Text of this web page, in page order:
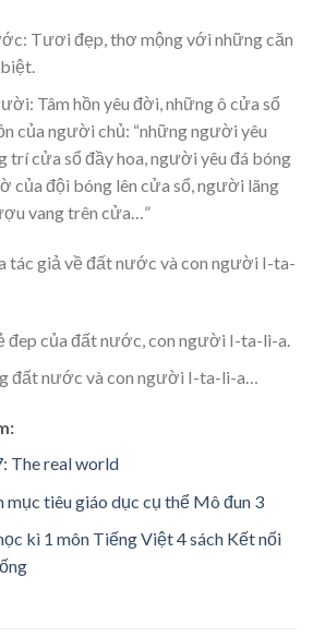
Tươi đẹp, thơ mộng với những căn
Tâm hồn yêu đời, những ô cửa sổ
của người chủ: “những người yêu
trí cửa sổ đầy hoa, người yêu đá bóng
của đội bóng lên cửa sổ, người lãng
vang trên cửa…”
tác giả về đất nước và con người I-ta-
đep của đất nước, con người I-ta-li-a.
đất nước và con người I-ta-li-a…
The real world
mục tiêu giáo dục cụ thể Mô đun 3
kì 1 môn Tiếng Việt 4 sách Kết nối